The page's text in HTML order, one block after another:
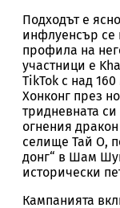
Подходът е
инфлуенсър се
профила на
участници е
TikTok с над
Хонконг през
тридневната
огнения
селище Тай О,
донг“ в Шам
исторически
Кампанията